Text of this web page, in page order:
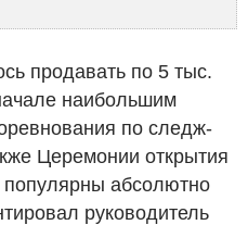
продавать по 5 тыс.
наибольшим
по следж-
Церемонии открытия
популярны абсолютно
руководитель